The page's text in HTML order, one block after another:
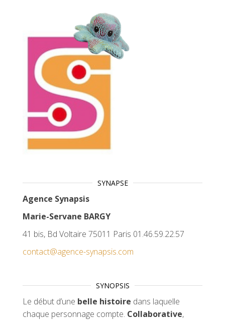
SYNAPSE
Agence Synapsis
Marie-Servane BARGY
41 bis, Bd Voltaire 75011 Paris 01.46.59.22.57
contact@agence-synapsis.com
SYNOPSIS
Le début d’une belle histoire dans laquelle
chaque personnage compte. Collaborative,